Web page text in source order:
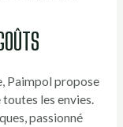
Paimpol propose
les envies.
passionné